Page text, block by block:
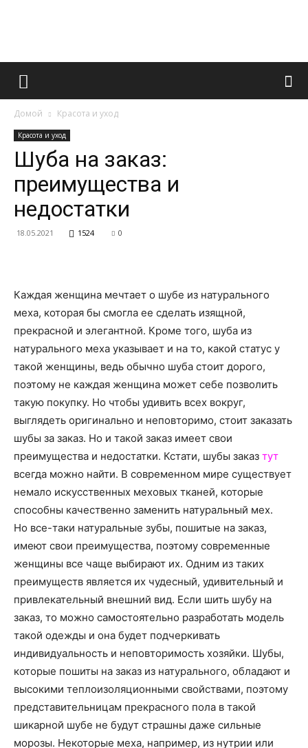
Французский
и
о
нем
Домой Красота и уход
Красота и уход
Шуба на заказ:
преимущества и
недостатки
18.05.2021 1524 0
Каждая женщина мечтает о шубе из натурального
меха, которая бы смогла ее сделать изящной,
прекрасной и элегантной. Кроме того, шуба из
натурального меха указывает и на то, какой статус у
такой женщины, ведь обычно шуба стоит дорого,
поэтому не каждая женщина может себе позволить
такую покупку. Но чтобы удивить всех вокруг,
выглядеть оригинально и неповторимо, стоит заказать
шубы за заказ. Но и такой заказ имеет свои
преимущества и недостатки. Кстати, шубы заказ тут
всегда можно найти. В современном мире существует
немало искусственных меховых тканей, которые
способны качественно заменить натуральный мех.
Но все-таки натуральные зубы, пошитые на заказ,
имеют свои преимущества, поэтому современные
женщины все чаще выбирают их. Одним из таких
преимуществ является их чудесный, удивительный и
привлекательный внешний вид. Если шить шубу на
заказ, то можно самостоятельно разработать модель
такой одежды и она будет подчеркивать
индивидуальность и неповторимость хозяйки. Шубы,
которые пошиты на заказ из натурального, обладают и
высокими теплоизоляционными свойствами, поэтому
представительницам прекрасного пола в такой
шикарной шубе не будут страшны даже сильные
морозы. Некоторые меха, например, из нутрии или